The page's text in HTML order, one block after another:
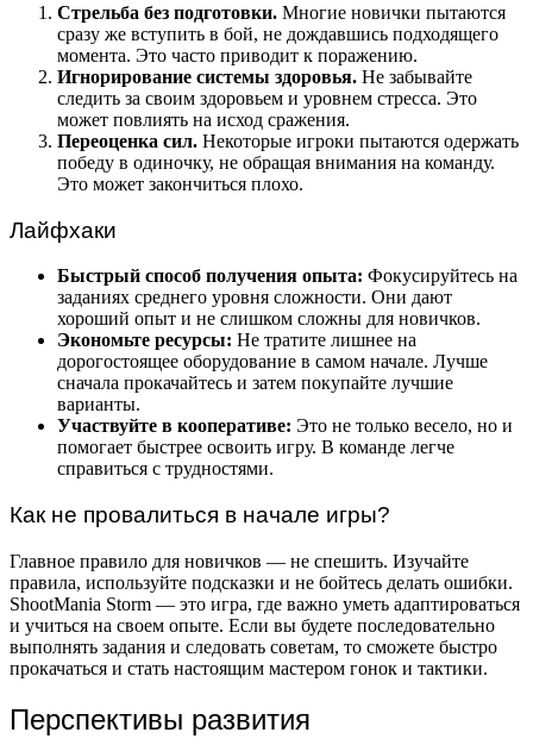
Стрельба без подготовки. Многие новички пытаются
сразу же вступить в бой, не дождавшись подходящего
момента. Это часто приводит к поражению.
Игнорирование системы здоровья. Не забывайте
следить за своим здоровьем и уровнем стресса. Это
может повлиять на исход сражения.
Переоценка сил. Некоторые игроки пытаются одержать
победу в одиночку, не обращая внимания на команду.
Это может закончиться плохо.
Лайфхаки
Быстрый способ получения опыта: Фокусируйтесь на
заданиях среднего уровня сложности. Они дают
хороший опыт и не слишком сложны для новичков.
Экономьте ресурсы: Не тратите лишнее на
дорогостоящее оборудование в самом начале. Лучше
сначала прокачайтесь и затем покупайте лучшие
варианты.
Участвуйте в кооперативе: Это не только весело, но и
помогает быстрее освоить игру. В команде легче
справиться с трудностями.
Как не провалиться в начале игры?
Главное правило для новичков — не спешить. Изучайте
правила, используйте подсказки и не бойтесь делать ошибки.
ShootMania Storm — это игра, где важно уметь адаптироваться
и учиться на своем опыте. Если вы будете последовательно
выполнять задания и следовать советам, то сможете быстро
прокачаться и стать настоящим мастером гонок и тактики.
Перспективы развития